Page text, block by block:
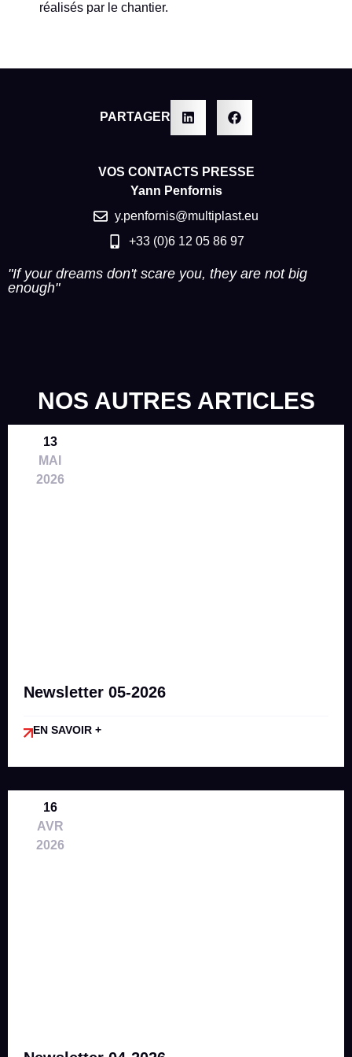
réalisés par le chantier.
PARTAGER
VOS CONTACTS PRESSE
Yann Penfornis
y.penfornis@multiplast.eu
+33 (0)6 12 05 86 97
"If your dreams don't scare you, they are not big
enough"
NOS AUTRES ARTICLES
13
MAI
2026
Newsletter 05-2026
EN SAVOIR +
16
AVR
2026